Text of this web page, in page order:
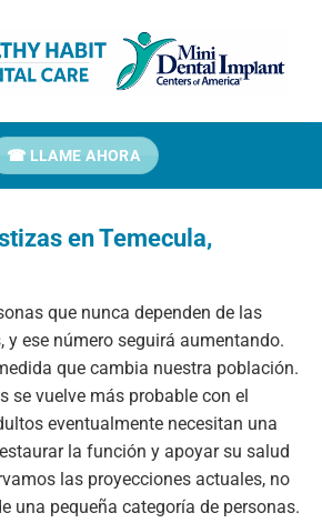
☎ LLAME AHORA
en Temecula,
que nunca dependen de las
y ese número seguirá aumentando.
que cambia nuestra población.
se vuelve más probable con el
eventualmente necesitan una
la función y apoyar su salud
las proyecciones actuales, no
una pequeña categoría de personas.